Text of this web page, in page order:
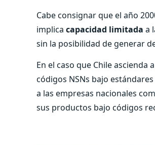
Cabe consignar que el año
implica capacidad limitada a
sin la posibilidad de generar
En el caso que Chile ascienda
códigos NSNs bajo
a las empresas nacionales
sus productos bajo códigos